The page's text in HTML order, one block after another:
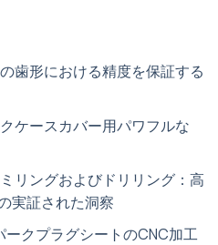
歯形における精度を保証する
ケースカバー用パワフルな
リングおよびドリリング：高
実証された洞察
クプラグシートのCNC加工